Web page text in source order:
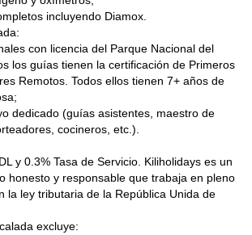
incluyendo Diamox.
con licencia del Parque Nacional del
los guías tienen la certificación de Primeros
Remotos. Todos ellos tienen 7+ años de
dedicado (guías asistentes, maestro de
cocineros, etc.).
y 0.3% Tasa de Servicio. Kiliholidays es un
honesto y responsable que trabaja en pleno
la ley tributaria de la República Unida de
excluye: